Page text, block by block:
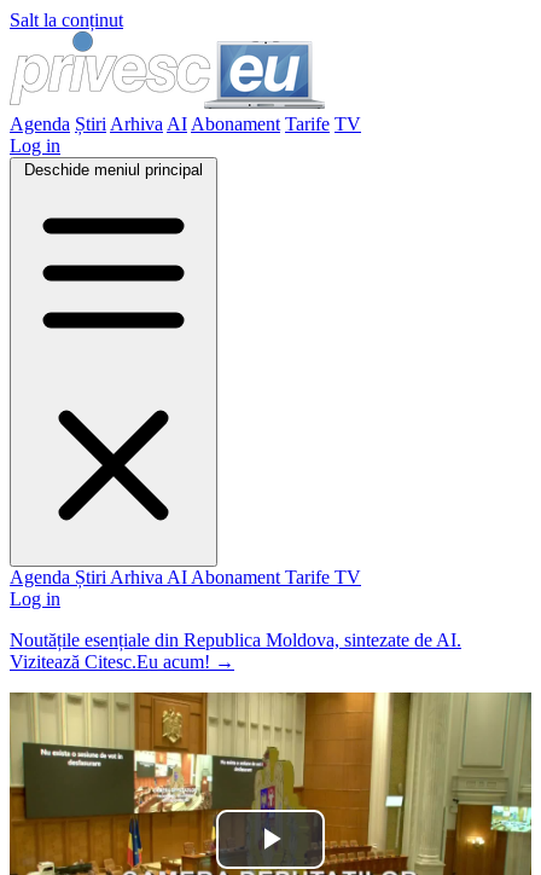
Salt la conținut
Agenda Știri Arhiva AI Abonament Tarife TV
Log in
Deschide meniul principal
Agenda Știri Arhiva AI Abonament Tarife TV
Log in
Noutățile esențiale din Republica Moldova, sintezate de AI.
Vizitează Citesc.Eu acum! →
Play